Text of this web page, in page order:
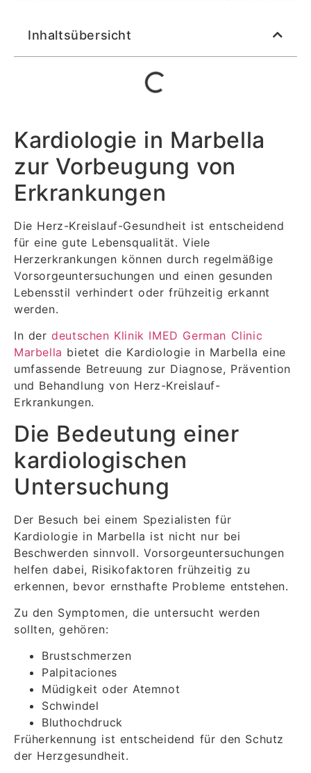
Inhaltsübersicht
Kardiologie in Marbella
zur Vorbeugung von
Erkrankungen
Die Herz-Kreislauf-Gesundheit ist entscheidend
für eine gute Lebensqualität. Viele
Herzerkrankungen können durch regelmäßige
Vorsorgeuntersuchungen und einen gesunden
Lebensstil verhindert oder frühzeitig erkannt
werden.
In derdeutschen Klinik IMED German Clinic
Marbella bietet die Kardiologie in Marbella eine
umfassende Betreuung zur Diagnose, Prävention
und Behandlung von Herz-Kreislauf-
Erkrankungen.
Die Bedeutung einer
kardiologischen
Untersuchung
Der Besuch bei einem Spezialisten für
Kardiologie in Marbella ist nicht nur bei
Beschwerden sinnvoll. Vorsorgeuntersuchungen
helfen dabei, Risikofaktoren frühzeitig zu
erkennen, bevor ernsthafte Probleme entstehen.
Zu den Symptomen, die untersucht werden
sollten, gehören:
Brustschmerzen
Palpitaciones
Müdigkeit oder Atemnot
Schwindel
Bluthochdruck
Früherkennung ist entscheidend für den Schutz
der Herzgesundheit.